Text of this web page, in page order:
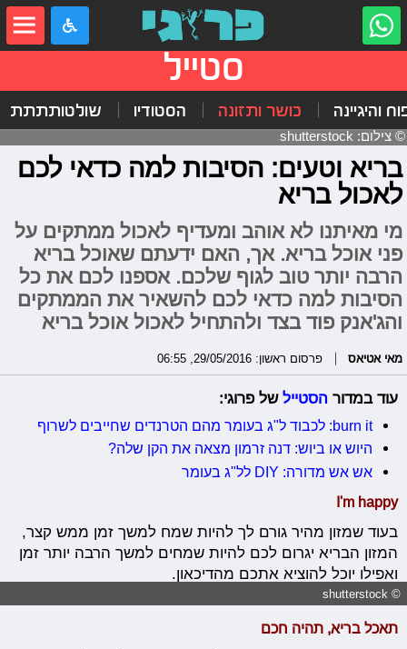
סטייל
והיגיינה כושר ותזונה הסטודיו שולטותתתת
© צילום: shutterstock
בריא וטעים: הסיבות למה כדאי לכם
לאכול בריא
מי מאיתנו לא אוהב ומעדיף לאכול ממתקים על
פני אוכל בריא. אך, האם ידעתם שאוכל בריא
הרבה יותר טוב לגוף שלכם. אספנו לכם את כל
הסיבות למה כדאי לכם להשאיר את הממתקים
והג'אנק פוד בצד ולהתחיל לאכול אוכל בריא
מאי אטיאס פרסום ראשון: 29/05/2016, 06:55
עוד במדורהסטיילשל פרוגי:
burn it: לכבוד ל"ג בעומר מהם הטרנדים שחייבים לשרוף
היוש או ביוש: דנה זרמון מצאה את הקן שלה?
אש אש מדורה: DIY לל"ג בעומר
I'm happy
בעוד שמזון מהיר גורם לך להיות שמח למשך זמן ממש קצר,
המזון הבריא יגרום לכם להיות שמחים למשך הרבה יותר זמן
ואפילו יוכל להוציא אתכם מהדיכאון.
© shutterstock
תאכל בריא, תהיה חכם